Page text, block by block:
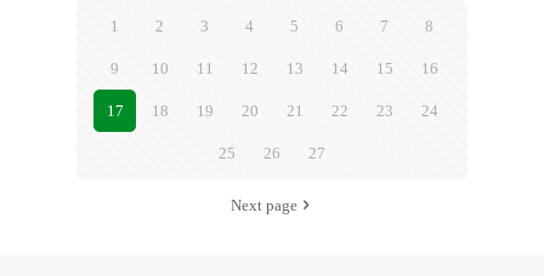
1 2 3 4 5 6 7 8
9 10 11 12 13 14 15 16
17 18 19 20 21 22 23 24
25 26 27
Next page